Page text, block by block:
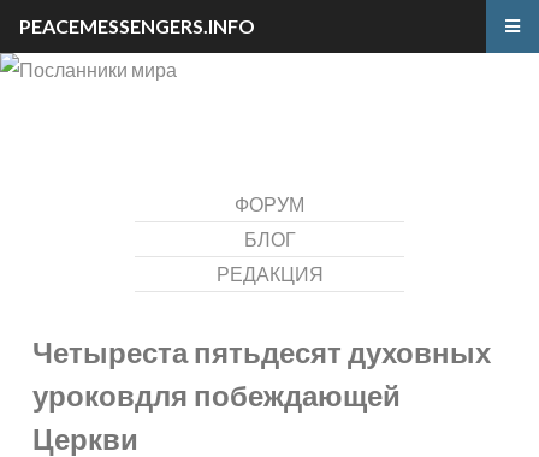
ФОРУМ
БЛОГ
РЕДАКЦИЯ
Четыреста пятьдесят духовных
уроковдля побеждающей
Церкви
PEACEMESSENGERS.INFO